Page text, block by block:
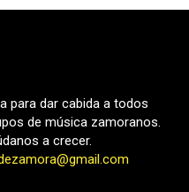
para dar cabida a todos
de música zamoranos.
a crecer.